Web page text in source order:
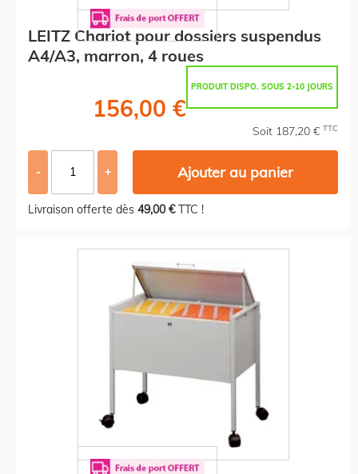
LEITZ Chariot pour dossiers suspendus
A4/A3, marron, 4 roues
PRODUIT DISPO. SOUS 2-10 JOURS
156,00 €
Soit 187,20 € TTC
- + Ajouter au panier
Livraison offerte dès 49,00 €TTC !